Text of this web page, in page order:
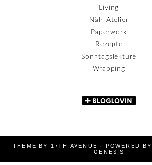
Living
Näh-Atelier
Paperwork
Rezepte
Sonntagslektüre
Wrapping
THEME BY 17TH AVENUE · POWERED BY
GENESIS